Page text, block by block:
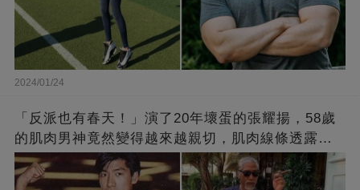
2024/01/24
「反派也有春天！」演了20年壞蛋的張耀揚，58歲
的肌肉男神竟然變得越來越親切，肌肉線條透露了
他的秘密！